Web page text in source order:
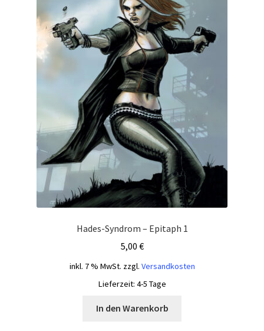
Hades-Syndrom – Epitaph 1
5,00 €
inkl. 7 % MwSt. zzgl. Versandkosten
Lieferzeit: 4-5 Tage
In den Warenkorb